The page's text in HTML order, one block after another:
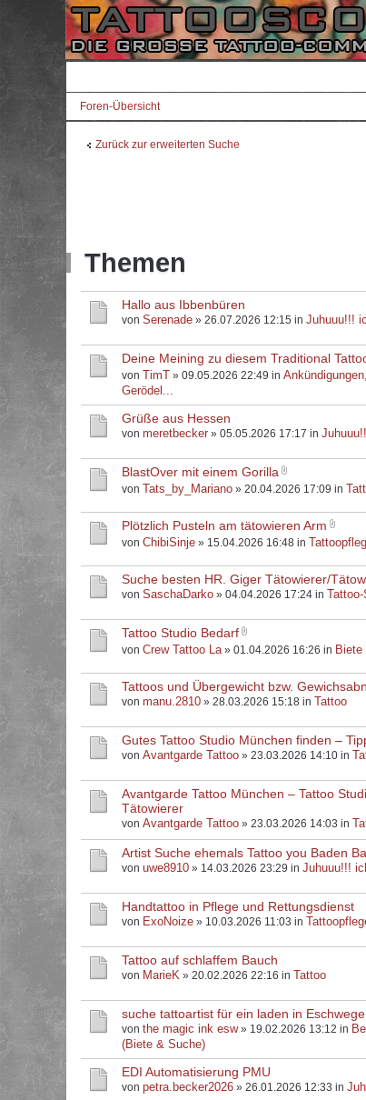
Foren-Übersicht
Zurück zur erweiterten Suche
Themen
Hallo aus Ibbenbüren
von Serenade » 26.07.2026 12:15 in Juhuuu!!!
Deine Meining zu diesem Traditional
von TimT » 09.05.2026 22:49 in
Gerödel...
Grüße aus Hessen
von meretbecker » 05.05.2026 17:17 in
BlastOver mit einem Gorilla
von Tats_by_Mariano » 20.04.2026 17:09 in
Plötzlich Pusteln am tätowieren Arm
von ChibiSinje » 15.04.2026 16:48 in
Suche besten HR. Giger Tätowierer/
von SaschaDarko » 04.04.2026 17:24 in
Tattoo Studio Bedarf
von Crew Tattoo La» 01.04.2026 16:26 in
Tattoos und Übergewicht bzw.
von manu.2810 » 28.03.2026 15:18 in Tattoo
Gutes Tattoo Studio München finden –
von Avantgarde Tattoo » 23.03.2026 14:10 in
Avantgarde Tattoo München – Tattoo
Tätowierer
von Avantgarde Tattoo » 23.03.2026 14:03 in
Artist Suche ehemals Tattoo you Baden
von uwe8910 » 14.03.2026 23:29 in Juhuuu!!!
Handtattoo in Pflege und Rettungsdienst
von ExoNoize » 10.03.2026 11:03 in
Tattoo auf schlaffem Bauch
von MarieK » 20.02.2026 22:16 in Tattoo
suche tattoartist für ein laden in Eschwege
von the magic ink esw» 19.02.2026 13:12 in
(Biete & Suche)
EDI Automatisierung PMU
von petra.becker2026 » 26.01.2026 12:33 in